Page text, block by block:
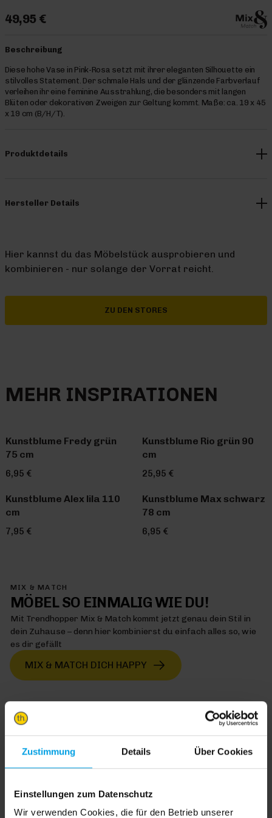
Zustimmung Details Über Cookies
Einstellungen zum Datenschutz
Wir verwenden Cookies, die für den Betrieb unserer
49,95 €
Beschreibung
Diese hohe Vase in Pink-Rosa setzt mit ihrer eleganten Silhouette ein
stilvolles Statement. Der schmale Hals und der glänzende Farbverlauf
verleihen ihr eine feminine Ausstrahlung, die besonders mit langen
Blüten oder dekorativen Zweigen zur Geltung kommt. Maße: ca. 19 x 45
x 19 cm (B/H/T).
Produktdetails
Hersteller Details
Hier kannst du das Möbelstück ausprobieren und
kombinieren - nur solange der Vorrat reicht.
ZU DEN STORES
MEHR INSPIRATIONEN
Kunstblume Fredy grün
75 cm
6,95 €
Kunstblume Rio grün 90
cm
25,95 €
Kunstblume Alex lila 110
cm
7,95 €
Kunstblume Max schwarz
78 cm
6,95 €
MIX & MATCH
MÖBEL SO EINMALIG WIE DU!
Mit Trendhopper Mix & Match kommt jetzt genau dein Stil in
dein Zuhause – denn hier kombinierst du einfach alles so, wie
es dir gefällt
MIX & MATCH DICH HAPPY
TRENDHOPPER STORES
Wie wäre es mit einer großen Portion Inspiration und Kreativität?
Styles.